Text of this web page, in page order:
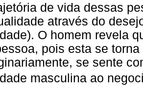
de vida dessas
através do
O homem revela
pois esta se
se sente
masculina ao